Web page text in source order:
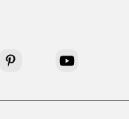
Pinterest YouTube